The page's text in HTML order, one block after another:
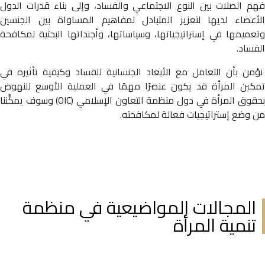
فهم الصلات بين النوع الاجتماعي والفساد، وإلى بناء قدرات الدول
الأعضاء لديها لتعزيز المتبادل لمفاهيم المساواة بين الجنسين
وتعميمها في إستراتيجياتها، وسياساتها، وأجنداتها البحثية لمكافحة
الفساد.
نؤمن بأن التعامل مع الأبعاد الجنسانية للفساد وكيفية تأثيره في
تمكين المرأة قد يكون عنصرًا مهمًا في العملية الأوسع للنهوض
بحقوق المرأة في دول منظمة التعاون الإسلامي (OIC) وسوف يمكِّننا
من وضع إستراتيجيات فعالة لمكافحته.
المجالات المواضيعية في منظمة
تنمية المرأة